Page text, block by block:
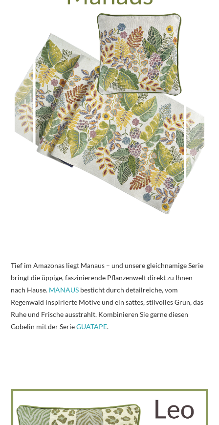
Tief im Amazonas liegt Manaus – und unsere gleichnamige Serie
bringt die üppige, faszinierende Pflanzenwelt direkt zu Ihnen
nach Hause. MANAUS besticht durch detailreiche, vom
Regenwald inspirierte Motive und ein sattes, stilvolles Grün, das
Ruhe und Frische ausstrahlt. Kombinieren Sie gerne diesen
Gobelin mit der SerieGUATAPE.